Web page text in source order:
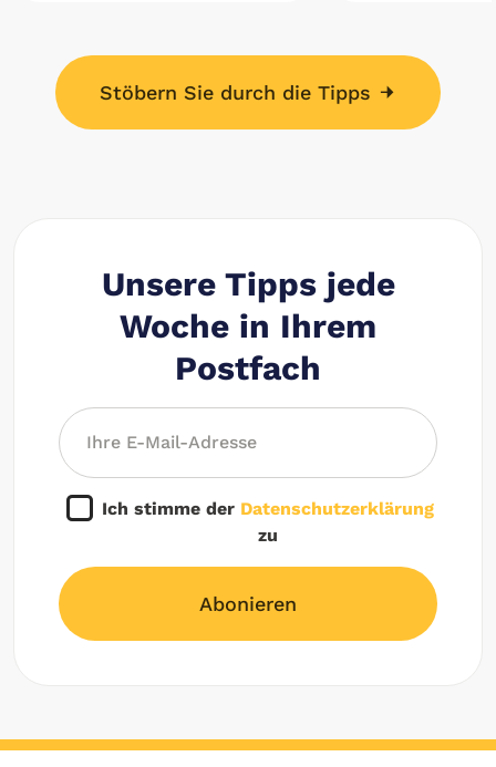
Stöbern Sie durch die Tipps
Unsere Tipps jede
Woche in Ihrem
Postfach
Ich stimme der Datenschutzerklärung
zu
Abonieren